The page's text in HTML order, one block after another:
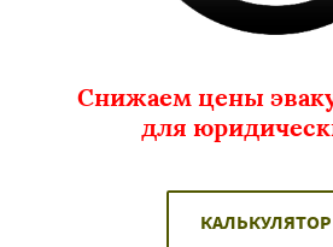
Снижаем цены
для
КАЛЬКУЛЯТОР